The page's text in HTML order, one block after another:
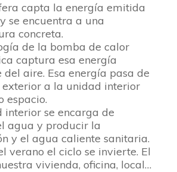
capta la energía emitida
se encuentra a una
concreta.
de la bomba de calor
captura esa energía
del aire. Esa energía pasa de
a la unidad interior
espacio.
interior se encarga de
agua y producir la
y el agua caliente sanitaria.
verano el ciclo se invierte. El
vivienda, oficina, local…